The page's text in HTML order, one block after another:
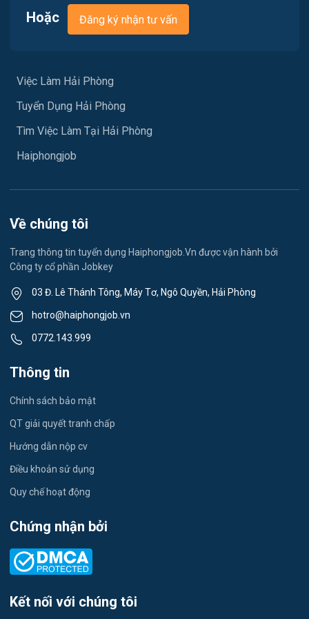
Vận chuyển / Giao nhận / Kho vận
Y tế
May mặc
Lái xe
Tiếng Nhật
Du lịch
Công nhân
Thời Vụ
Tiếng Hàn
Tiếng Trung
Xuất Nhập Khẩu
Y Dược
Việc làm Nam Đồ Sơn
Việc làm An Hải
Việc làm An Phong
Việc làm Hải Dương
Việc làm Nam Đồng
Việc làm Tân Hưng
Việc làm Ái Quốc
Việc làm Chu Văn An
Việc làm Trần Hưng Đạo
Việc làm Nguyễn Trãi
Việc làm Trần Nhân Tông
Hoặc Đăng ký nhận tư vấn
Việc Làm Hải Phòng
Tuyển Dụng Hải Phòng
Tìm Việc Làm Tại Hải Phòng
Haiphongjob
Về chúng tôi
Trang thông tin tuyển dụng Haiphongjob.Vn được vận hành bởi
Công ty cổ phần Jobkey
03 Đ. Lê Thánh Tông, Máy Tơ, Ngô Quyền, Hải Phòng
hotro@haiphongjob.vn
0772.143.999
Thông tin
Chính sách bảo mật
QT giải quyết tranh chấp
Hướng dẫn nộp cv
Điều khoản sử dụng
Quy chế hoạt động
Chứng nhận bởi
Kết nối với chúng tôi